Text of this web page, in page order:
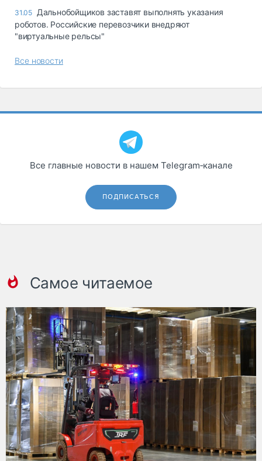
31.05 Дальнобойщиков заставят выполнять указания
роботов. Российские перевозчики внедряют
"виртуальные рельсы"
Все новости
Все главные новости в нашем Telegram‑канале
ПОДПИСАТЬСЯ
Самое читаемое